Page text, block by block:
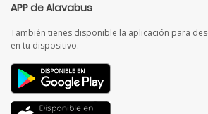
APP de Alavabus
También tienes disponible la aplicación para
en tu dispositivo.